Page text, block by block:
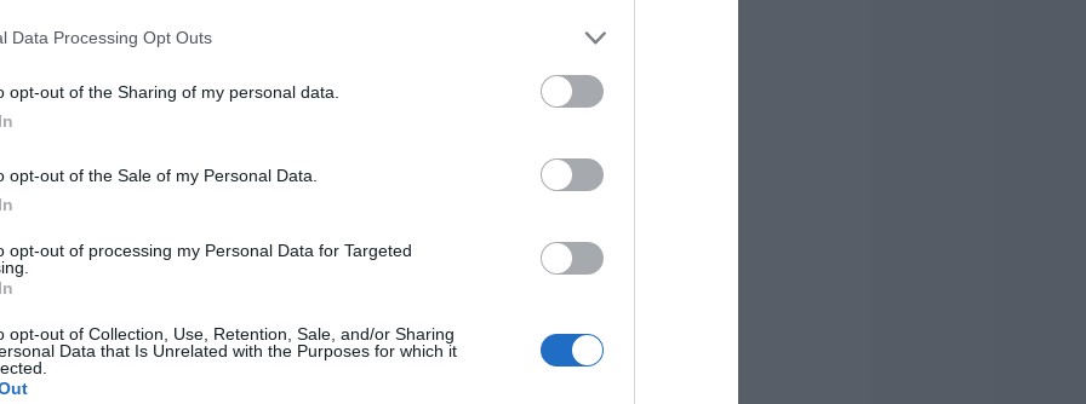
Data Processing Opt Outs
opt-out of the Sharing of my personal data.
opt-out of the Sale of my Personal Data.
opt-out of processing my Personal Data for Targeted
opt-out of Collection, Use, Retention, Sale, and/or Sharing
Data that Is Unrelated with the Purposes for which it
a műsorban, hogy legyen esélye újra
kéne a Wikipédia oldalamat, mert ez így nem